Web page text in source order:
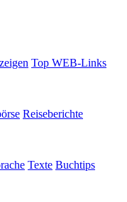
Top WEB-Links
Reiseberichte
Texte Buchtips